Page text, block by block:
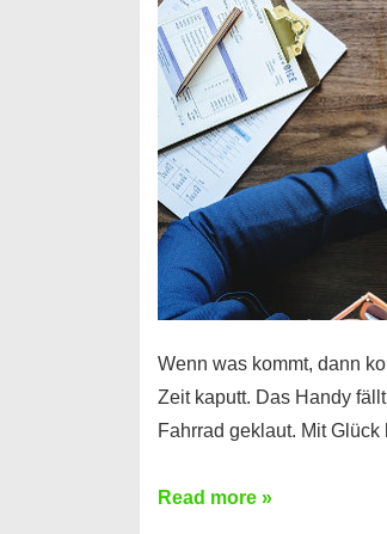
Wenn was kommt, dann
Zeit kaputt. Das Handy
Fahrrad geklaut. Mit
Ferratum
Read more »